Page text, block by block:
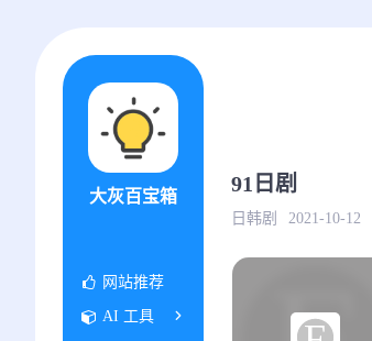
大灰百宝箱
网站推荐
AI 工具
91日剧
日韩剧
2021-10-12